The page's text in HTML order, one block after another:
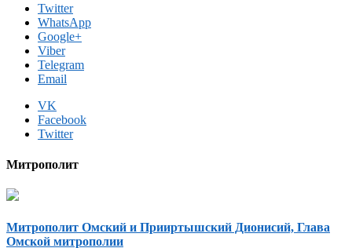
Twitter
WhatsApp
Google+
Viber
Telegram
Email
VK
Facebook
Twitter
Митрополит
Митрополит Омский и Прииртышский Дионисий, Глава
Омской митрополии